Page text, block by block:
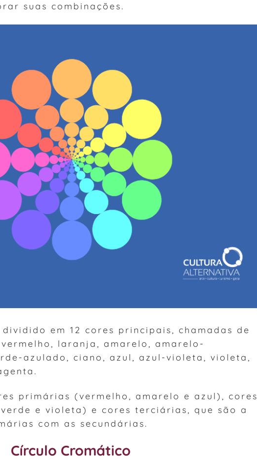
suas combinações.
em 12 cores principais, chamadas de
laranja, amarelo, amarelo-
azulado, ciano, azul, azul-violeta, violeta,
primárias (vermelho, amarelo e azul), cores
e violeta) e cores terciárias, que são a
com as secundárias.
Círculo Cromático